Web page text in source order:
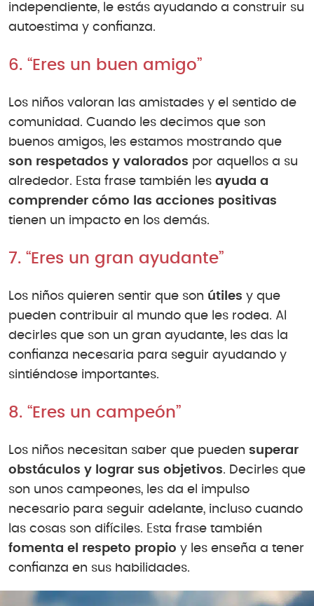
independiente, le estás ayudando a construir su
autoestima y confianza.
6. “Eres un buen amigo”
Los niños valoran las amistades y el sentido de
comunidad. Cuando les decimos que son
buenos amigos, les estamos mostrando que
son respetados y valorados por aquellos a su
alrededor. Esta frase también les ayuda a
comprender cómo las acciones positivas
tienen un impacto en los demás.
7. “Eres un gran ayudante”
Los niños quieren sentir que son útiles y que
pueden contribuir al mundo que les rodea. Al
decirles que son un gran ayudante, les das la
confianza necesaria para seguir ayudando y
sintiéndose importantes.
8. “Eres un campeón”
Los niños necesitan saber que pueden superar
obstáculos y lograr sus objetivos. Decirles que
son unos campeones, les da el impulso
necesario para seguir adelante, incluso cuando
las cosas son difíciles. Esta frase también
fomenta el respeto propio y les enseña a tener
confianza en sus habilidades.